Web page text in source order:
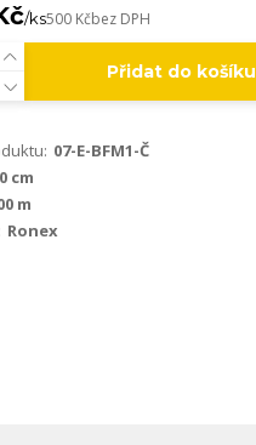
/ks500 Kčbez DPH
Přidat do košíku
07-E-BFM1-Č
cm
m
Ronex